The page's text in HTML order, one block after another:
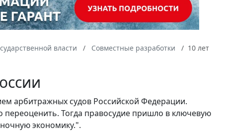
власти Совместные разработки
10 лет
арбитражных судов Российской Федерации.
переоценить. Тогда правосудие пришло в ключевую
экономику.".